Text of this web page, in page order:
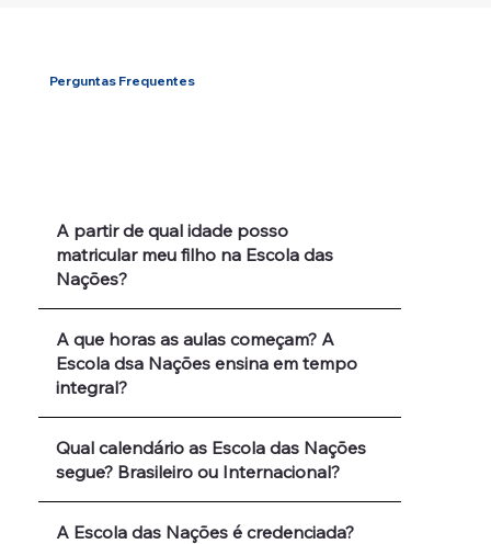
A partir de qual idade posso
matricular meu filho na Escola das
Nações?
A que horas as aulas começam? A
Escola dsa Nações ensina em tempo
integral?
Qual calendário as Escola das Nações
segue? Brasileiro ou Internacional?
A Escola das Nações é credenciada?
Perguntas Frequentes